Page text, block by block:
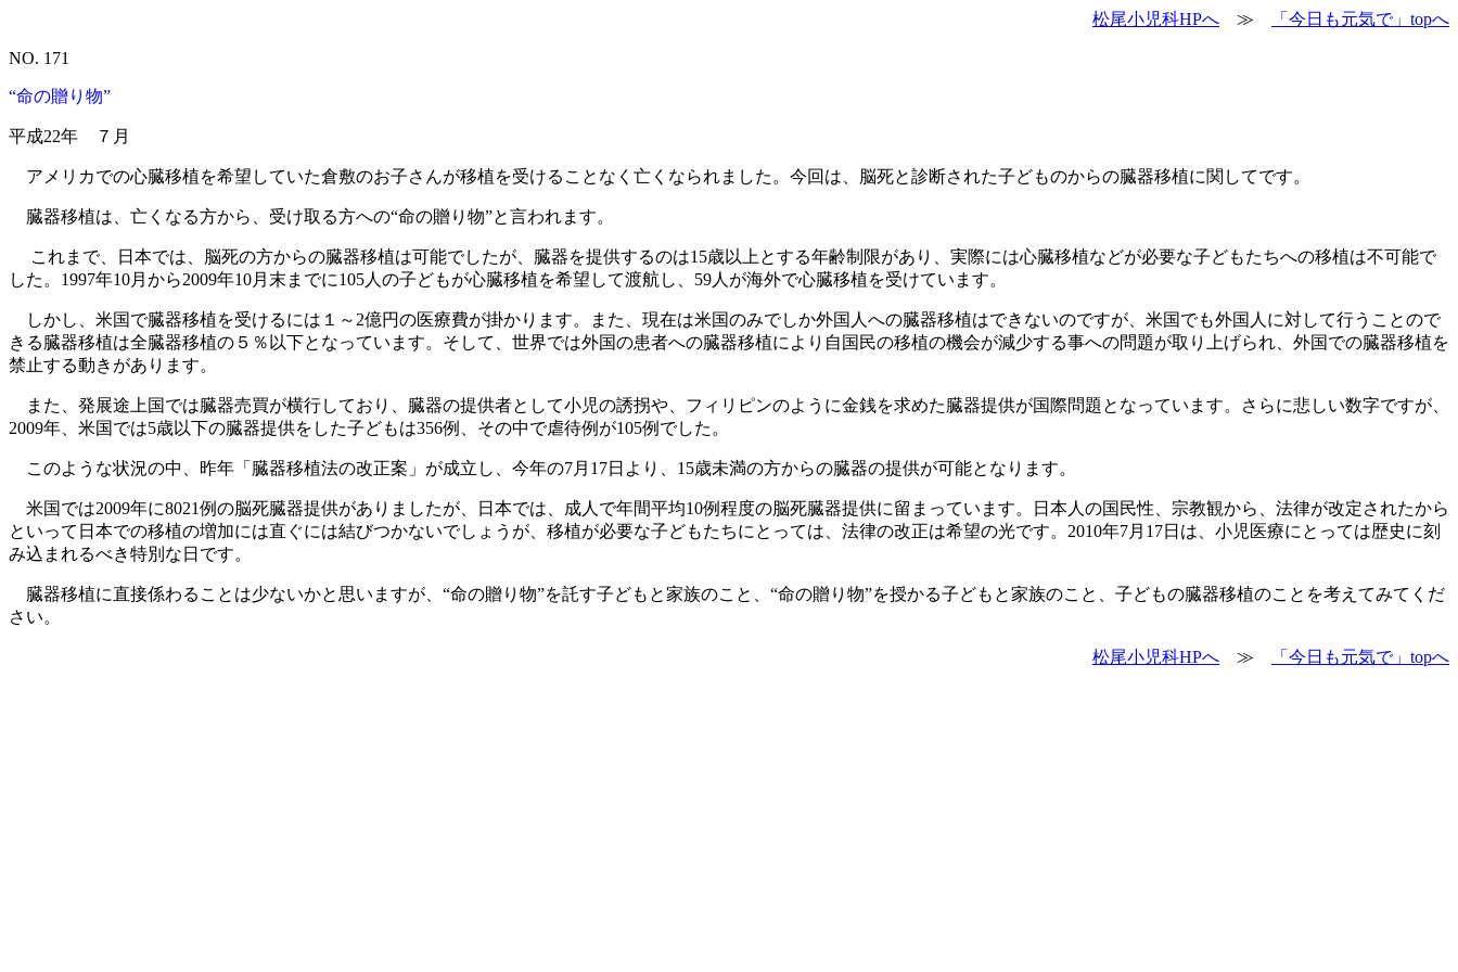
松尾小児科HPへ ≫ 「今日も元気で」topへ
NO. 171
“命の贈り物”
平成22年 ７月
アメリカでの心臓移植を希望していた倉敷のお子さんが移植を受けることなく亡くなられました。今回は、脳死と診断された子どものからの臓器移植に関してです。
臓器移植は、亡くなる方から、受け取る方への“命の贈り物”と言われます。
これまで、日本では、脳死の方からの臓器移植は可能でしたが、臓器を提供するのは15歳以上とする年齢制限があり、実際には心臓移植などが必要な子どもたちへの移植は不可能で
した。1997年10月から2009年10月末までに105人の子どもが心臓移植を希望して渡航し、59人が海外で心臓移植を受けています。
しかし、米国で臓器移植を受けるには１～2億円の医療費が掛かります。また、現在は米国のみでしか外国人への臓器移植はできないのですが、米国でも外国人に対して行うことので
きる臓器移植は全臓器移植の５％以下となっています。そして、世界では外国の患者への臓器移植により自国民の移植の機会が減少する事への問題が取り上げられ、外国での臓器移植を
禁止する動きがあります。
また、発展途上国では臓器売買が横行しており、臓器の提供者として小児の誘拐や、フィリピンのように金銭を求めた臓器提供が国際問題となっています。さらに悲しい数字ですが、
2009年、米国では5歳以下の臓器提供をした子どもは356例、その中で虐待例が105例でした。
このような状況の中、昨年「臓器移植法の改正案」が成立し、今年の7月17日より、15歳未満の方からの臓器の提供が可能となります。
米国では2009年に8021例の脳死臓器提供がありましたが、日本では、成人で年間平均10例程度の脳死臓器提供に留まっています。日本人の国民性、宗教観から、法律が改定されたから
といって日本での移植の増加には直ぐには結びつかないでしょうが、移植が必要な子どもたちにとっては、法律の改正は希望の光です。2010年7月17日は、小児医療にとっては歴史に刻
み込まれるべき特別な日です。
臓器移植に直接係わることは少ないかと思いますが、“命の贈り物”を託す子どもと家族のこと、“命の贈り物”を授かる子どもと家族のこと、子どもの臓器移植のことを考えてみてくだ
さい。
松尾小児科HPへ ≫ 「今日も元気で」topへ